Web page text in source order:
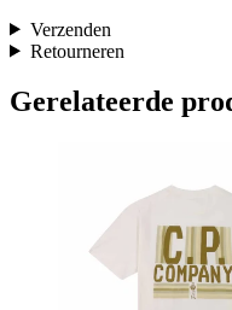
Verzenden
Retourneren
Gerelateerde